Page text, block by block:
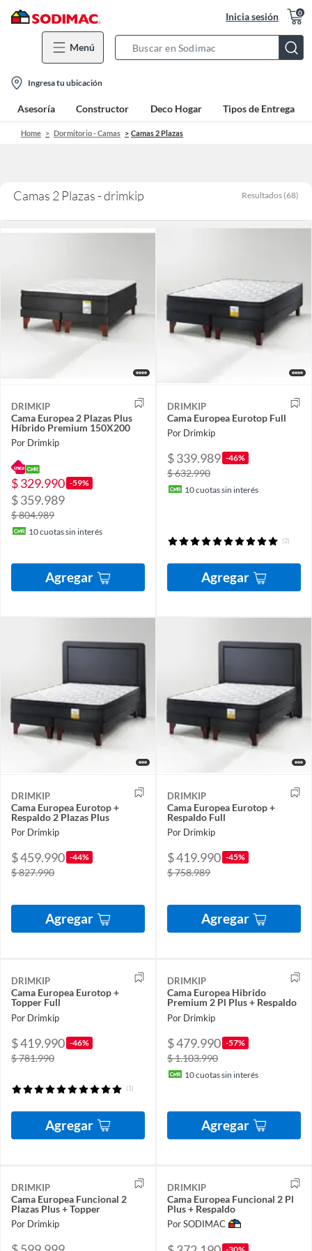
Inicia sesión 0
Menú
Bar
location-
icon
Ingresa tu ubicación
Asesoría Constructor Deco Hogar Tipos de Entrega
Home Dormitorio - Camas Camas 2 Plazas
Camas 2 Plazas - drimkip Resultados (68)
DRIMKIP
Cama Europea 2 Plazas Plus
Híbrido Premium 150X200
Por Drimkip
$ 329.990 -59%
$ 359.989
$ 804.989
10cuotas sin interés
Agregar
DRIMKIP
Cama Europea Eurotop Full
Por Drimkip
$ 339.989 -46%
$ 632.990
10cuotas sin interés
(2)
Agregar
DRIMKIP
Cama Europea Eurotop +
Respaldo 2 Plazas Plus
Por Drimkip
$ 459.990 -44%
$ 827.990
Agregar
DRIMKIP
Cama Europea Eurotop +
Respaldo Full
Por Drimkip
$ 419.990 -45%
$ 758.989
Agregar
DRIMKIP
Cama Europea Eurotop +
Topper Full
Por Drimkip
$ 419.990 -46%
$ 781.990
(1)
Agregar
DRIMKIP
Cama Europea Hibrido
Premium 2 Pl Plus + Respaldo
Por Drimkip
$ 479.990 -57%
$ 1.103.990
10cuotas sin interés
Agregar
DRIMKIP
Cama Europea Funcional 2
Plazas Plus + Topper
Por Drimkip
DRIMKIP
Cama Europea Funcional 2 Pl
Plus + Respaldo
Por SODIMAC